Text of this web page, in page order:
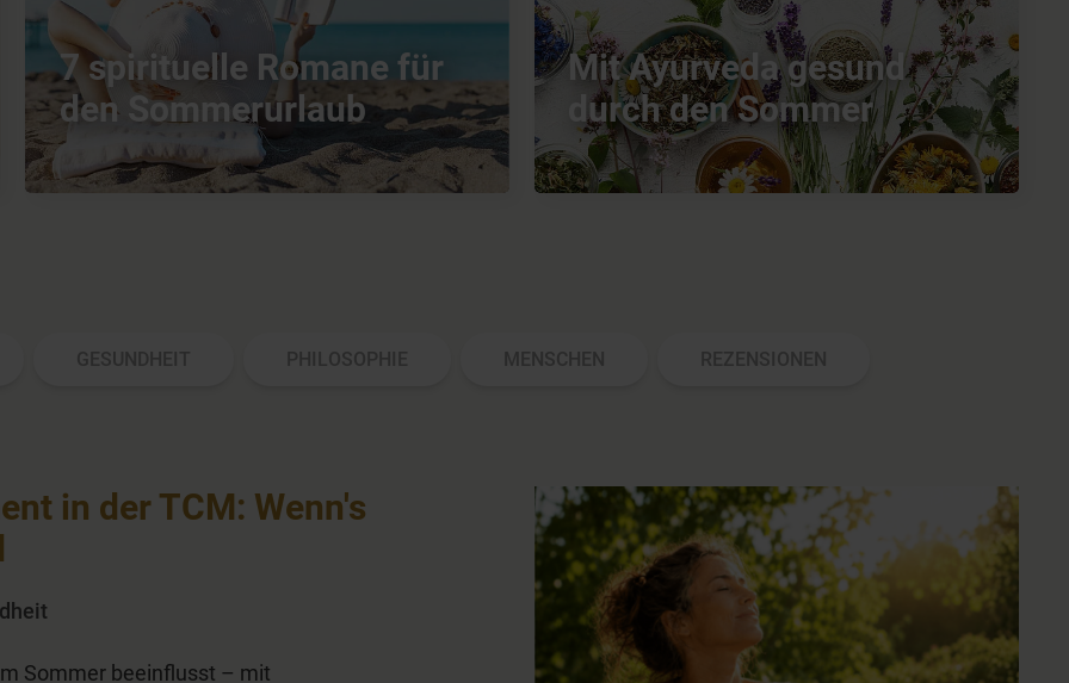
7 spirituelle Romane für
den Sommerurlaub
Mit Ayurveda gesund
durch den Sommer
in der TCM: Wenn's
Sommer beeinflusst – mit